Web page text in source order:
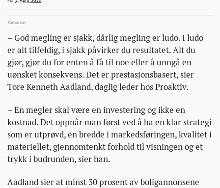
– God megling er sjakk, dårlig megling er ludo. I ludo
er alt tilfeldig, i sjakk påvirker du resultatet. Alt du
gjør, gjør du for enten å få til noe eller å unngå en
uønsket konsekvens. Det er prestasjonsbasert, sier
Tore Kenneth Aadland, daglig leder hos Proaktiv.
– En megler skal være en investering og ikke en
kostnad. Det oppnår man først ved å ha en klar strategi
som er utprøvd, en bredde i markedsføringen, kvalitet i
materiellet, gjennomtenkt forhold til visningen og et
trykk i budrunden, sier han.
Aadland sier at minst 30 prosent av boligannonsene